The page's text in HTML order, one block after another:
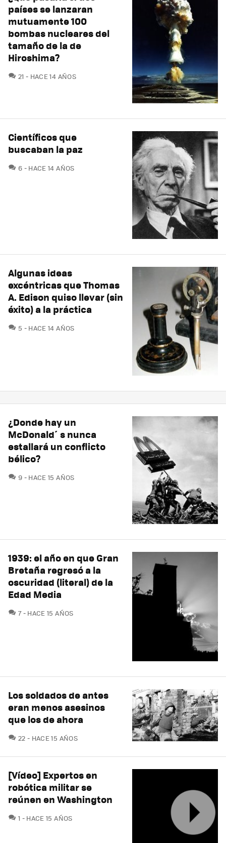
países se lanzaran
mutuamente 100
bombas nucleares del
tamaño de la de
Hiroshima?
21 COMENTARIOS
HACE 14 AÑOS
Científicos que
buscaban la paz
6 COMENTARIOS
HACE 14 AÑOS
Algunas ideas
excéntricas que Thomas
A. Edison quiso llevar (sin
éxito) a la práctica
5 COMENTARIOS
HACE 14 AÑOS
¿Donde hay un
McDonald´s nunca
estallará un conflicto
bélico?
9 COMENTARIOS
HACE 15 AÑOS
1939: el año en que Gran
Bretaña regresó a la
oscuridad (literal) de la
Edad Media
7COMENTARIOS
HACE 15 AÑOS
Los soldados de antes
eran menos asesinos
que los de ahora
22 COMENTARIOS
HACE 15 AÑOS
[Vídeo] Expertos en
robótica militar se
reúnen en Washington
1 COMENTARIOS
HACE 15 AÑOS